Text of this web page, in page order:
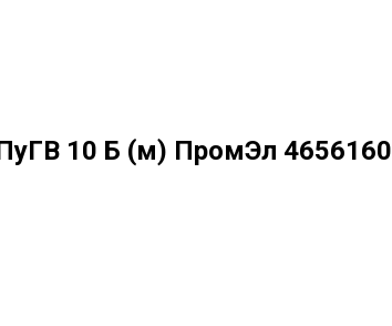
10 Б (м) ПромЭл 4656160